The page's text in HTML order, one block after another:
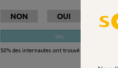
NON OUI
50%
50% des internautes ont trouvé cette réponse